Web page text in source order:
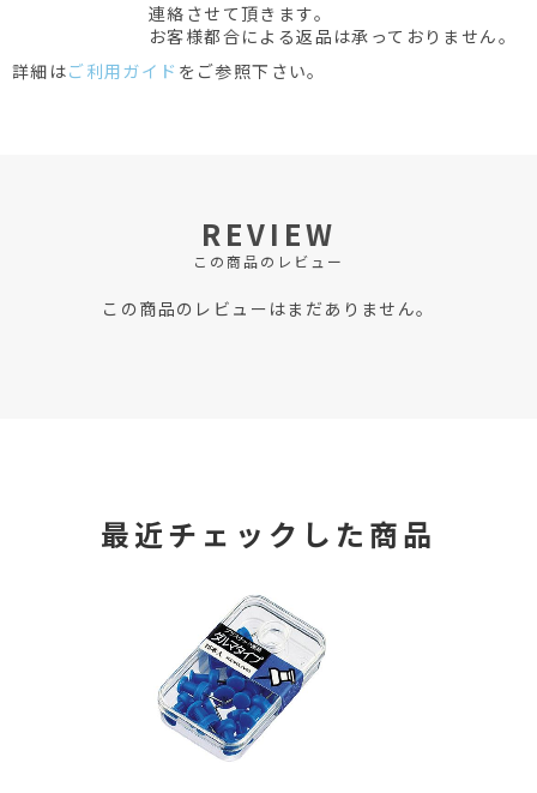
連絡させて頂きます。
お客様都合による返品は承っておりません。
詳細はご利用ガイド をご参照下さい。
REVIEW
この商品のレビュー
この商品のレビューはまだありません。
最近チェックした商品